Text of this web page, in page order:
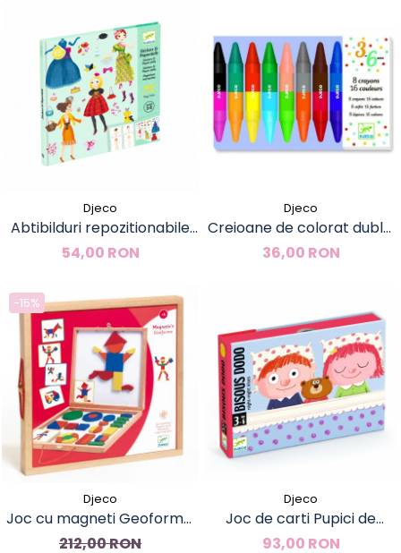
Djeco
Abtibilduri repozitionabile
Moda, Djeco
54,00 RON
Djeco
Creioane de colorat duble,
Djeco
36,00 RON
-15%
Djeco
Joc cu magneti Geoforme,
Djeco
212,00 RON
Djeco
Joc de carti Pupici de
noapte buna, Djeco
93,00 RON